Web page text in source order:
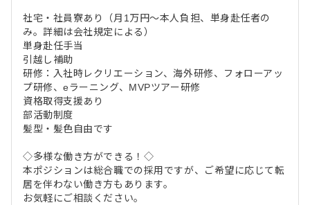
社宅・社員寮あり（月1万円～本人負担、単身赴任者の
み。詳細は会社規定による）
単身赴任手当
引越し補助
研修：入社時レクリエーション、海外研修、フォローアッ
プ研修、eラーニング、MVPツアー研修
資格取得支援あり
部活動制度
髪型・髪色自由です
◇多様な働き方ができる！◇
本ポジションは総合職での採用ですが、ご希望に応じて転
居を伴わない働き方もあります。
お気軽にご相談ください。